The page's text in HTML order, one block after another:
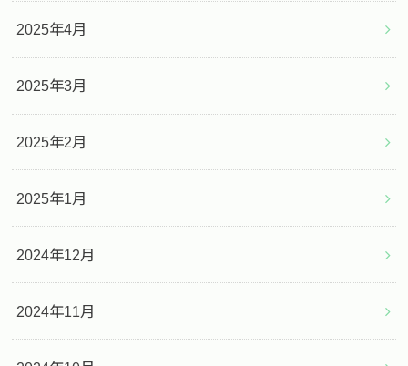
2025年4月
2025年3月
2025年2月
2025年1月
2024年12月
2024年11月